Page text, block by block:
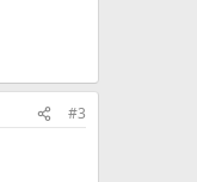
#3